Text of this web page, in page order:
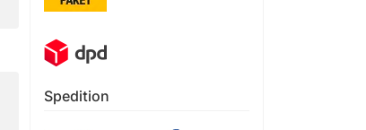
Spedition